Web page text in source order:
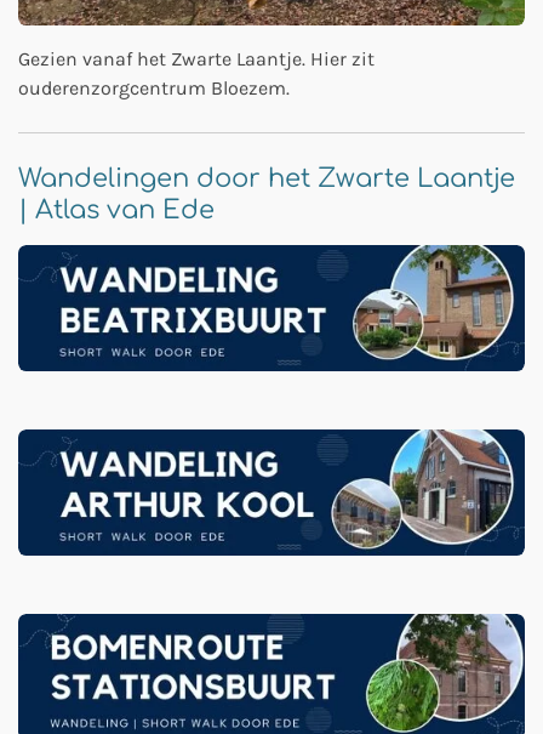
Gezien vanaf het Zwarte Laantje. Hier zit
ouderenzorgcentrum Bloezem.
Wandelingen door het Zwarte Laantje
| Atlas van Ede